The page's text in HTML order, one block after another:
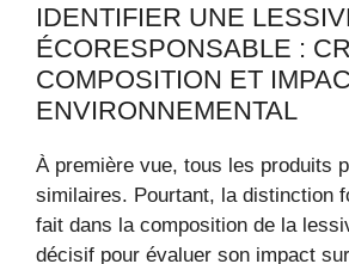
IDENTIFIER UNE
ÉCORESPONSABLE :
COMPOSITION ET
ENVIRONNEMENTAL
À première vue, tous les produits
similaires. Pourtant, la distinction
fait dans la composition de la
décisif pour évaluer son impact